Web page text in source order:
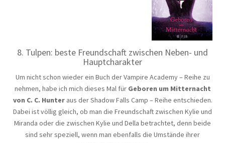
8. Tulpen: beste Freundschaft zwischen Neben- und
Hauptcharakter
Um nicht schon wieder ein Buch der Vampire Academy – Reihe zu
nehmen, habe ich mich dieses Mal für Geboren um Mitternacht
von C. C. Hunteraus der Shadow Falls Camp – Reihe entschieden.
Dabei ist völlig gleich, ob man die Freundschaft zwischen Kylie und
Miranda oder die zwischen Kylie und Della betrachtet, denn beide
sind sehr speziell, wenn man ebenfalls die Umstände ihrer